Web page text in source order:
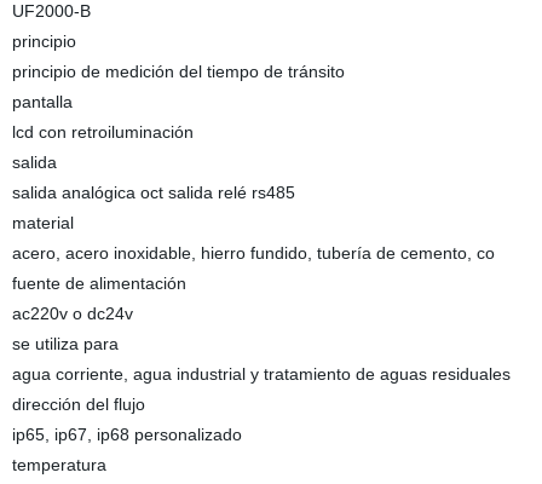
UF2000-B
principio
principio de medición del tiempo de tránsito
pantalla
lcd con retroiluminación
salida
salida analógica oct salida relé rs485
material
acero, acero inoxidable, hierro fundido, tubería de cemento, co
fuente de alimentación
ac220v o dc24v
se utiliza para
agua corriente, agua industrial y tratamiento de aguas residuales
dirección del flujo
ip65, ip67, ip68 personalizado
temperatura